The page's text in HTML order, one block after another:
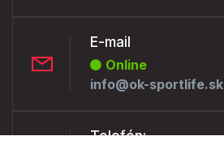
E-mail
Online
info@ok-sportlife.sk
Telefón: